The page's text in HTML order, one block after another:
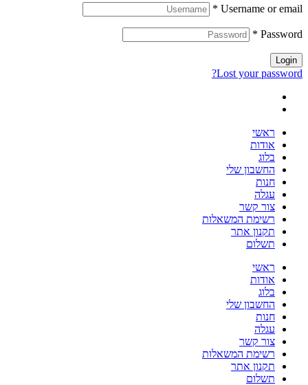
Username or email
*
Password
*
Login
Lost your password?
ראשי
אודות
בלוג
החשבון שלי
חנות
עגלה
צור קשר
רשימת המשאלות
תקנון אתר
תשלום
ראשי
אודות
בלוג
החשבון שלי
חנות
עגלה
צור קשר
רשימת המשאלות
תקנון אתר
תשלום